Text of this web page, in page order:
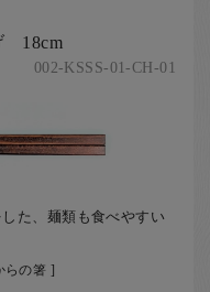
18cm
002-KSSS-01-CH-01
た、麺類も食べやすい
らの箸 ]